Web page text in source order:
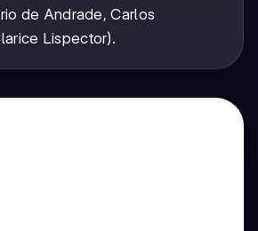
de Andrade, Carlos
Lispector).